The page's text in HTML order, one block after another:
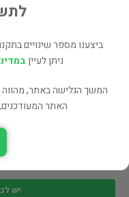
יש
מחק רשומה זו
פרשיות בטחון שדה הודפס
יש
ביצענו מספר שינויים
ניתן לעיין
המשך הגלישה באתר, מהווה
האתר